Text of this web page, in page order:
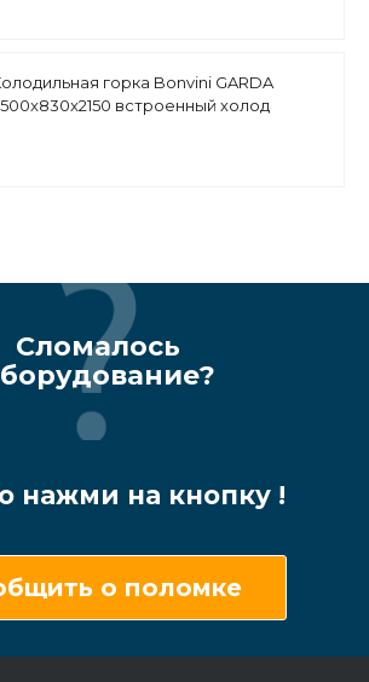
горка Bonvini GARDA
встроенный холод
Сломалось
нажми на кнопку !
о поломке